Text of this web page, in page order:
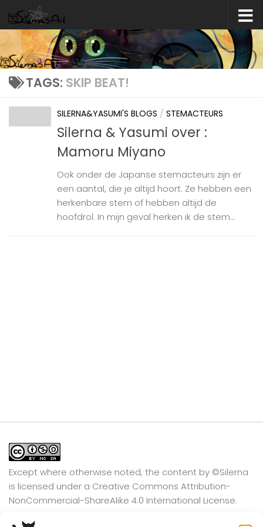
Skip to content
TAGS: SKIP BEAT!
SILERNA&YASUMI'S BLOGS / STEMACTEURS
Silerna & Yasumi over :
Mamoru Miyano
Ook onder de Japanse stemacteurs zijn er
een aantal, die je altijd hoort. Ze hebben een
herkenbare stem of hebben altijd de
hoofdrol. In mijn geval herken ik de stem...
Except where otherwise noted, the content by ©Silerna
is licensed under a Creative Commons Attribution-
NonCommercial-ShareAlike 4.0 International License.